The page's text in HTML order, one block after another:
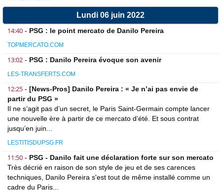
Lundi 06 juin 2022
14:40 - PSG : le point mercato de Danilo Pereira
TOPMERCATO.COM
13:02 - PSG : Danilo Pereira évoque son avenir
LES-TRANSFERTS.COM
12:25 - [News-Pros] Danilo Pereira : « Je n’ai pas envie de
partir du PSG »
Il ne s’agit pas d’un secret, le Paris Saint-Germain compte lancer
une nouvelle ère à partir de ce mercato d’été. Et sous contrat
jusqu’en juin...
LESTITISDUPSG.FR
11:50 - PSG - Danilo fait une déclaration forte sur son mercato
Très décrié en raison de son style de jeu et de ses carences
techniques, Danilo Pereira s'est tout de même installé comme un
cadre du Paris...